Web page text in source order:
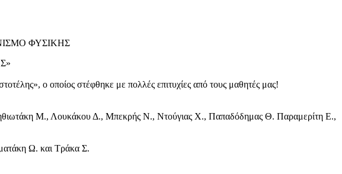
ΦΥΣΙΚΗΣ
ο οποίος στέφθηκε με πολλές επιτυχίες από τους μαθητές μας!
Μ., Λουκάκου Δ., Μπεκρής Ν., Ντούγιας Χ., Παπαδόδημας Θ. Παραμερίτη Ε.,
Ω. και Τράκα Σ.